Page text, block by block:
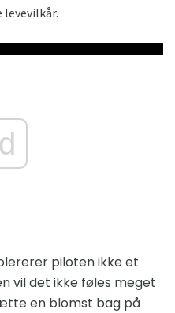
piloten ikke et
vil det ikke føles meget
en blomst bag på